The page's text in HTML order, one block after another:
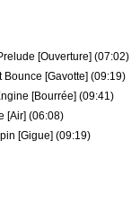
[Ouverture] (07:02)
Bounce [Gavotte] (09:19)
[Bourrée] (09:41)
[Air] (06:08)
[Gigue] (09:19)